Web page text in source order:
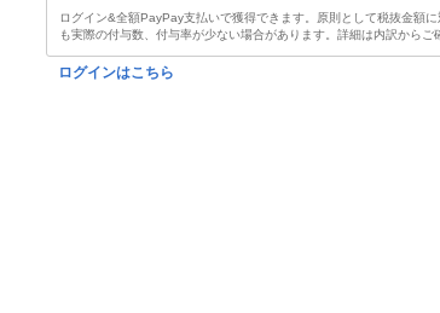
ログイン&全額PayPay支払いで獲得できます。原則として税抜金額
も実際の付与数、付与率が少ない場合があります。詳細は内訳からご
ログインはこちら